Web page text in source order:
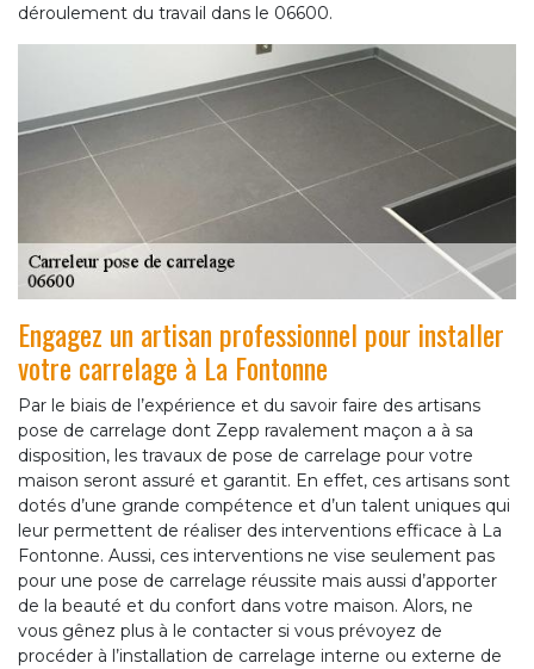
déroulement du travail dans le 06600.
Engagez un artisan professionnel pour installer
votre carrelage à La Fontonne
Par le biais de l’expérience et du savoir faire des artisans
pose de carrelage dont Zepp ravalement maçon a à sa
disposition, les travaux de pose de carrelage pour votre
maison seront assuré et garantit. En effet, ces artisans sont
dotés d’une grande compétence et d’un talent uniques qui
leur permettent de réaliser des interventions efficace à La
Fontonne. Aussi, ces interventions ne vise seulement pas
pour une pose de carrelage réussite mais aussi d’apporter
de la beauté et du confort dans votre maison. Alors, ne
vous gênez plus à le contacter si vous prévoyez de
procéder à l’installation de carrelage interne ou externe de